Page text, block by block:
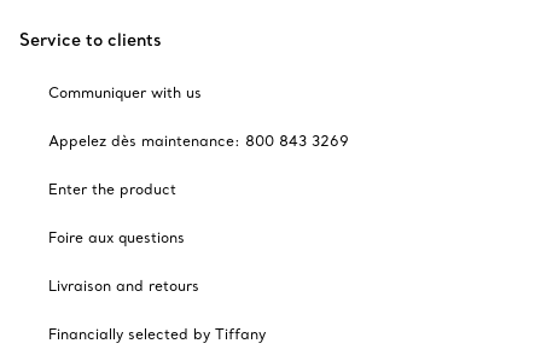
Service to clients
Communiquer with us
Appelez dès maintenance: 800 843 3269
Enter the product
Foire aux questions
Livraison and retours
Financially selected by Tiffany